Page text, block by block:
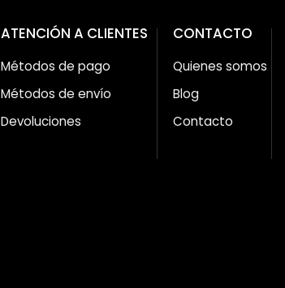
ATENCIÓN A CLIENTES
Métodos de pago
Métodos de envío
Devoluciones
CONTACTO
Quienes somos
Blog
Contacto